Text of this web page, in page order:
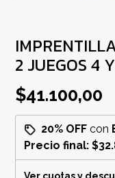
2 JUEGOS 4
$41.100,00
20% OFF con
Precio final: